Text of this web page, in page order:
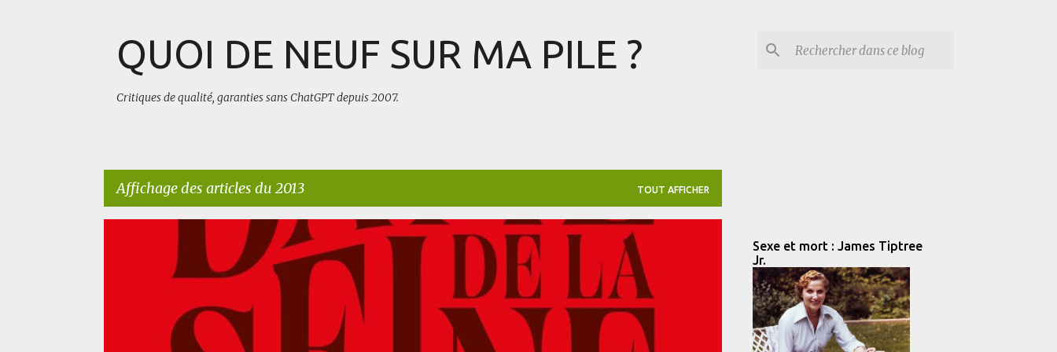
QUOI DE NEUF SUR MA PILE ?
Critiques de qualité, garanties sans ChatGPT depuis 2007.
Affichage des articles du 2013 TOUT AFFICHER
BLUFFANT ROMAN HISTORIQUE
Sexe et mort : James Tiptree
Jr.